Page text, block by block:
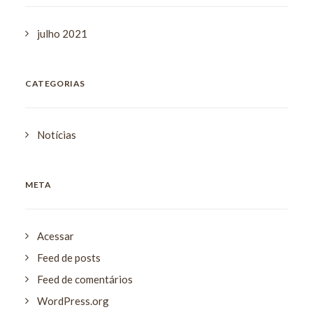
julho 2021
CATEGORIAS
Notícias
META
Acessar
Feed de posts
Feed de comentários
WordPress.org